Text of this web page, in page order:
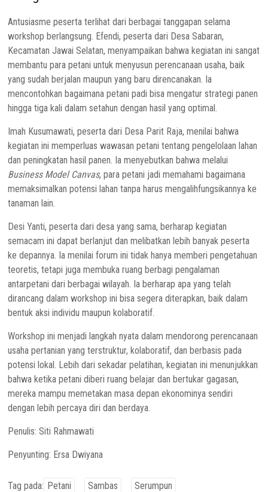
Antusiasme peserta terlihat dari berbagai tanggapan selama
workshop berlangsung. Efendi, peserta dari Desa Sabaran,
Kecamatan Jawai Selatan, menyampaikan bahwa kegiatan ini sangat
membantu para petani untuk menyusun perencanaan usaha, baik
yang sudah berjalan maupun yang baru direncanakan. Ia
mencontohkan bagaimana petani padi bisa mengatur strategi panen
hingga tiga kali dalam setahun dengan hasil yang optimal.
Imah Kusumawati, peserta dari Desa Parit Raja, menilai bahwa
kegiatan ini memperluas wawasan petani tentang pengelolaan lahan
dan peningkatan hasil panen. Ia menyebutkan bahwa melalui
Business Model Canvas, para petani jadi memahami bagaimana
memaksimalkan potensi lahan tanpa harus mengalihfungsikannya ke
tanaman lain.
Desi Yanti, peserta dari desa yang sama, berharap kegiatan
semacam ini dapat berlanjut dan melibatkan lebih banyak peserta
ke depannya. Ia menilai forum ini tidak hanya memberi pengetahuan
teoretis, tetapi juga membuka ruang berbagi pengalaman
antarpetani dari berbagai wilayah. Ia berharap apa yang telah
dirancang dalam workshop ini bisa segera diterapkan, baik dalam
bentuk aksi individu maupun kolaboratif.
Workshop ini menjadi langkah nyata dalam mendorong perencanaan
usaha pertanian yang terstruktur, kolaboratif, dan berbasis pada
potensi lokal. Lebih dari sekadar pelatihan, kegiatan ini menunjukkan
bahwa ketika petani diberi ruang belajar dan bertukar gagasan,
mereka mampu memetakan masa depan ekonominya sendiri
dengan lebih percaya diri dan berdaya.
Penulis: Siti Rahmawati
Penyunting: Ersa Dwiyana
Tag pada: Petani Sambas Serumpun